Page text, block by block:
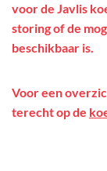
voor de Javlis
storing of de
beschikbaar is.
Voor een
terecht op de